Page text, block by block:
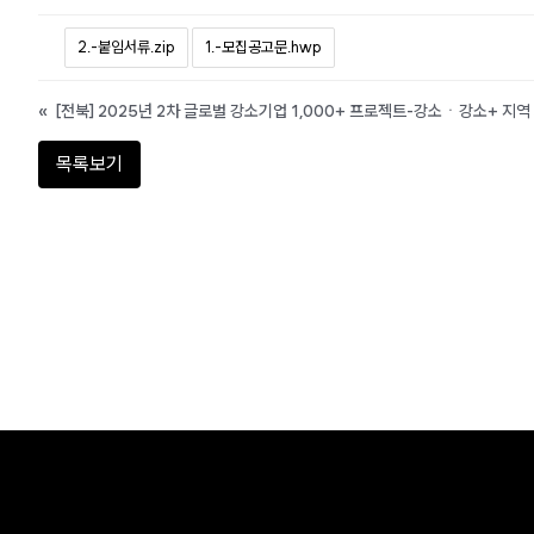
2.-붙임서류.zip 1.-모집공고문.hwp
«
목록보기